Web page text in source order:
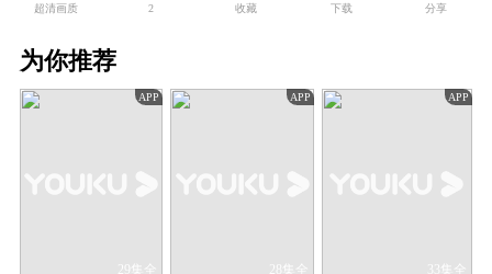
超清画质 2 收藏 下载 分享
为你推荐
APP
29集全
APP
28集全
APP
33集全